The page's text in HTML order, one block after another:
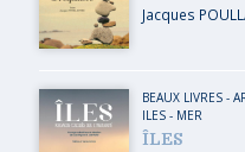
Jacques
BEAUX LIVRES-
ILES- MER
ÎLES